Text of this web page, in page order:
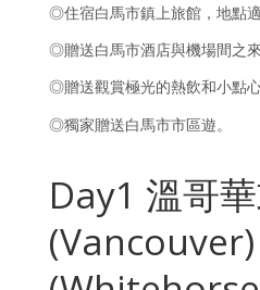
◎住宿白馬市鎮上旅館，地點
◎贈送白馬市酒店與機場間之來
◎贈送觀賞極光的熱飲和小點心
◎獨家贈送白馬市市區遊。
Day1 溫哥